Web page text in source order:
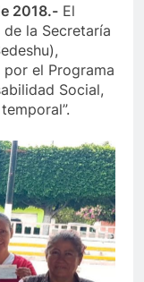
2018.- El
la Secretaría
el Programa
Social,